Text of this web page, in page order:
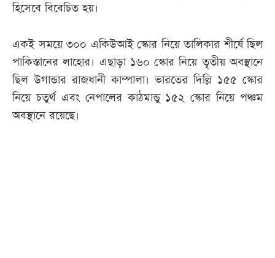
হিসেবে বিবেচিত হয়।
একই সময়ে ৩০০ একিউআই স্কোর নিয়ে তালিকার শীর্ষে ছিল
পাকিস্তানের লাহোর। এছাড়া ১৬০ স্কোর নিয়ে তৃতীয় অবস্থানে
ছিল উগান্ডার রাজধানী কাম্পালা। ভারতের দিল্লি ১৫৫ স্কোর
নিয়ে চতুর্থ এবং নেপালের কাঠমান্ডু ১৫২ স্কোর নিয়ে পঞ্চম
অবস্থানে রয়েছে।